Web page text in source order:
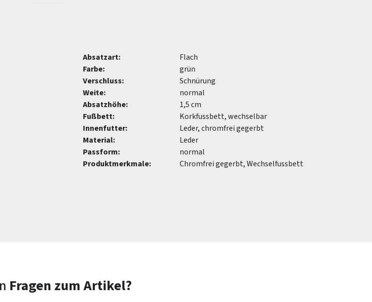
Absatzart:
Flach
Farbe:
grün
Verschluss:
Schnürung
Weite:
normal
Absatzhöhe:
1,5 cm
Fußbett:
Korkfussbett, wechselbar
Innenfutter:
Leder, chromfrei gegerbt
Material:
Leder
Passform:
normal
Produktmerkmale:
Chromfrei gegerbt, Wechselfussbett
Fragen zum Artikel?